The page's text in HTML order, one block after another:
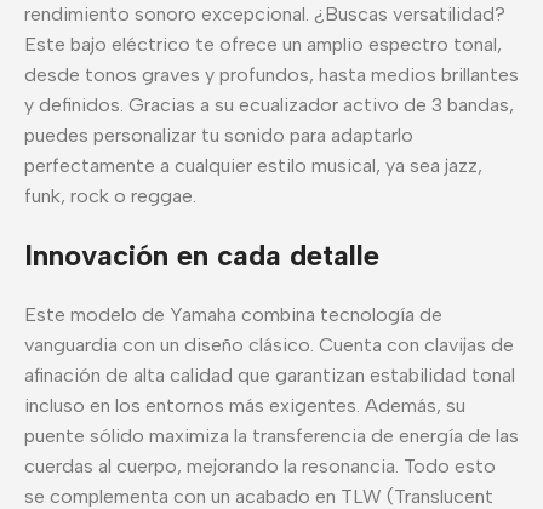
rendimiento sonoro excepcional. ¿Buscas versatilidad?
Este bajo eléctrico te ofrece un amplio espectro tonal,
desde tonos graves y profundos, hasta medios brillantes
y definidos. Gracias a su ecualizador activo de 3 bandas,
puedes personalizar tu sonido para adaptarlo
perfectamente a cualquier estilo musical, ya sea jazz,
funk, rock o reggae.
Innovación en cada detalle
Este modelo de Yamaha combina tecnología de
vanguardia con un diseño clásico. Cuenta con clavijas de
afinación de alta calidad que garantizan estabilidad tonal
incluso en los entornos más exigentes. Además, su
puente sólido maximiza la transferencia de energía de las
cuerdas al cuerpo, mejorando la resonancia. Todo esto
se complementa con un acabado en TLW (Translucent